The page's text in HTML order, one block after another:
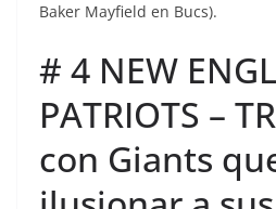
Baker Mayfield en Bucs).
# 4 NEW
PATRIOTS –
con Giants